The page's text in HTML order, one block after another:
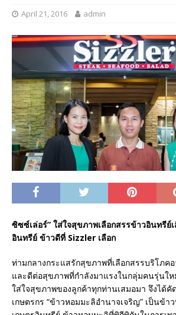
April 21, 2016 admin
ซิซซ์เล่อร์” ใส่ใจสุขภาพเลือกสรรข้าวอินทรีย์
อินทรีย์ ข้าวดีที่ Sizzler เลือก
ท่ามกลางกระแสรักสุขภาพที่เลือกสรรบริโภค
และดีต่อสุขภาพที่กำลังมาแรงในกลุ่มคนรุ่นให
ใส่ใจสุขภาพของลูกค้าทุกท่านเสมอมา จึงได้คั
เกษตรกร “ข้าวหอมมะลิอำนาจเจริญ” เป็นข้า